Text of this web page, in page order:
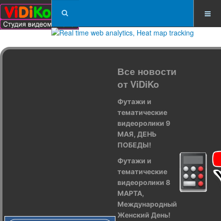
Все новости
от ViDiKo
Футажи и
тематические
видеоролики 9
МАЯ, ДЕНЬ
ПОБЕДЫ!
Футажи и
тематические
видеоролики 8
МАРТА,
Международный
Женский День!